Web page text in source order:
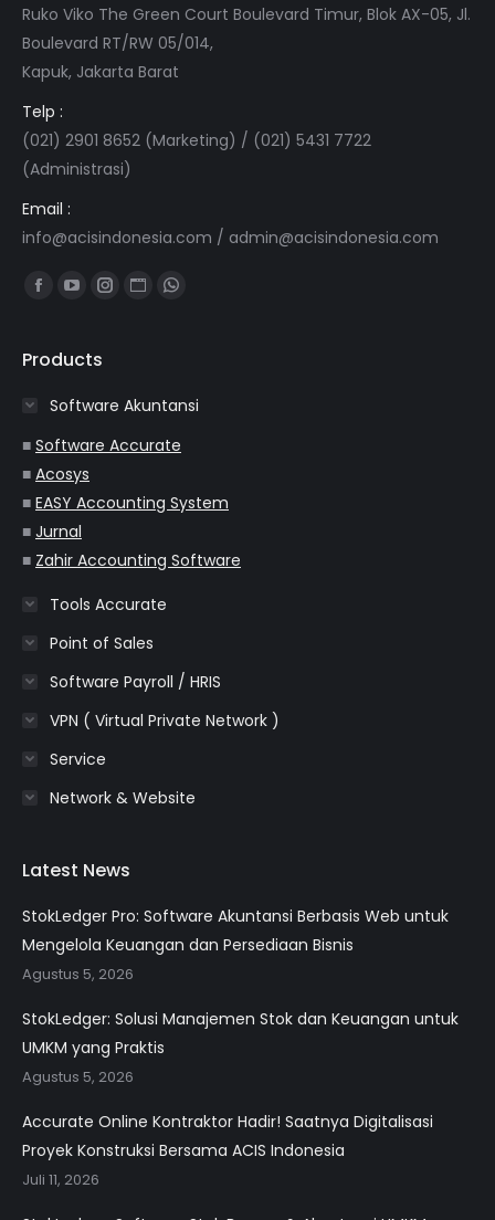
Ruko Viko The Green Court Boulevard Timur, Blok AX-05, Jl.
Boulevard RT/RW 05/014,
Kapuk, Jakarta Barat
Telp :
(021) 2901 8652 (Marketing) / (021) 5431 7722
(Administrasi)
Email :
info@acisindonesia.com / admin@acisindonesia.com
Find us on:
Facebook
opens
new
window
YouTube
opens
new
window
Instagram
new
window
Website
new
window
Whatsapp
new
window
Products
Software Akuntansi
■ Software Accurate
■ Acosys
■ EASY Accounting System
■ Jurnal
■ Zahir Accounting Software
Tools Accurate
Point of Sales
Software Payroll / HRIS
VPN ( Virtual Private Network )
Service
Network & Website
Latest News
StokLedger Pro: Software Akuntansi Berbasis Web untuk
Mengelola Keuangan dan Persediaan Bisnis
Agustus 5, 2026
StokLedger: Solusi Manajemen Stok dan Keuangan untuk
UMKM yang Praktis
Agustus 5, 2026
Accurate Online Kontraktor Hadir! Saatnya Digitalisasi
Proyek Konstruksi Bersama ACIS Indonesia
Juli 11, 2026